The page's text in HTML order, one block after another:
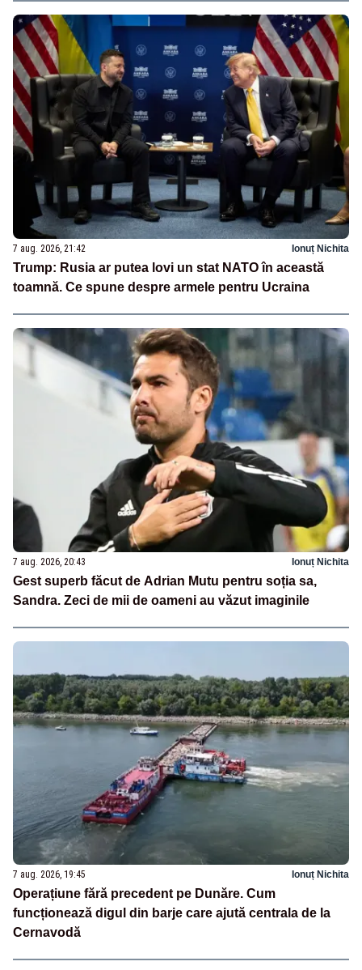
7 aug. 2026, 21:42 Ionuț Nichita
Trump: Rusia ar putea lovi un stat NATO în această
toamnă. Ce spune despre armele pentru Ucraina
7 aug. 2026, 20:43 Ionuț Nichita
Gest superb făcut de Adrian Mutu pentru soția sa,
Sandra. Zeci de mii de oameni au văzut imaginile
7 aug. 2026, 19:45 Ionuț Nichita
Operațiune fără precedent pe Dunăre. Cum
funcționează digul din barje care ajută centrala de la
Cernavodă